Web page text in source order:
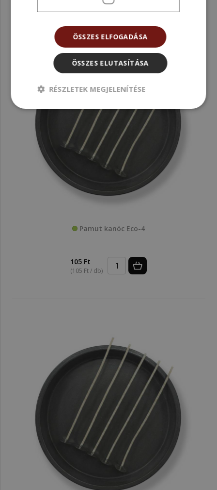
Pamut kanóc Eco-4
105 Ft
(105 Ft / db)
ÖSSZES ELFOGADÁSA
ÖSSZES ELUTASÍTÁSA
RÉSZLETEK MEGJELENÍTÉSE